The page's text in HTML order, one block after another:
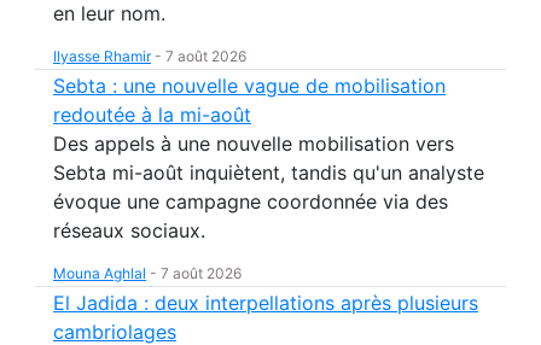
en leur nom.
Ilyasse Rhamir- 7 août 2026
Sebta : une nouvelle vague de mobilisation
redoutée à la mi-août
Des appels à une nouvelle mobilisation vers
Sebta mi-août inquiètent, tandis qu'un analyste
évoque une campagne coordonnée via des
réseaux sociaux.
Mouna Aghlal - 7 août 2026
El Jadida : deux interpellations après plusieurs
cambriolages